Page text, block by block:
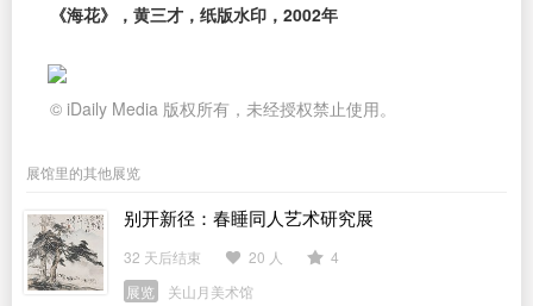
《海花》，黄三才，纸版水印，2002年
© iDaily Media 版权所有，未经授权禁止使用。
展馆里的其他展览
别开新径：春睡同人艺术研究展
32 天后结束 20 人
4
展览
关山月美术馆